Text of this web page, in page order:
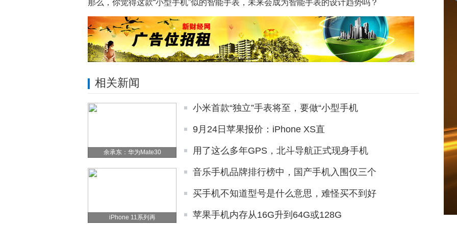
那么，你觉得这款“小型手机”似的智能手表，未来会成为智能手表的设计趋势吗？
相关新闻
余承东：华为Mate30
iPhone 11系列再
小米首款“独立”手表将至，要做“小型手机
9月24日苹果报价：iPhone XS直
用了这么多年GPS，北斗导航正式现身手机
音乐手机品牌排行榜中，国产手机入围仅三个
买手机不知道型号是什么意思，难怪买不到好
苹果手机内存从16G升到64G或128G